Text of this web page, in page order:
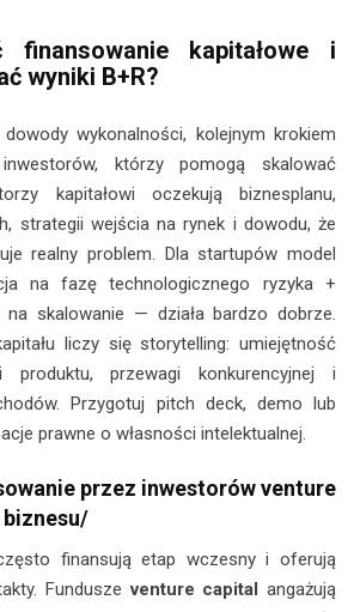
finansowanie kapitałowe i
wyniki B+R?
wykonalności, kolejnym krokiem
którzy pomogą skalować
kapitałowi oczekują biznesplanu,
strategii wejścia na rynek i dowodu, że
realny problem. Dla startupów model
na fazę technologicznego ryzyka +
na skalowanie — działa bardzo dobrze.
liczy się storytelling: umiejętność
produktu, przewagi konkurencyjnej i
Przygotuj pitch deck, demo lub
prawne o własności intelektualnej.
przez inwestorów venture
biznesu/
finansują etap wczesny i oferują
Funduszeventure capital angażują